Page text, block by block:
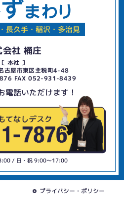
長久手・稲沢・多治見
会社 桶庄
〔 本社 〕
屋市東区主税町4-48
FAX 052-931-8439
電話いただけます！
/ 日・祝 9:00〜17:00
プライバシー・ポリシー